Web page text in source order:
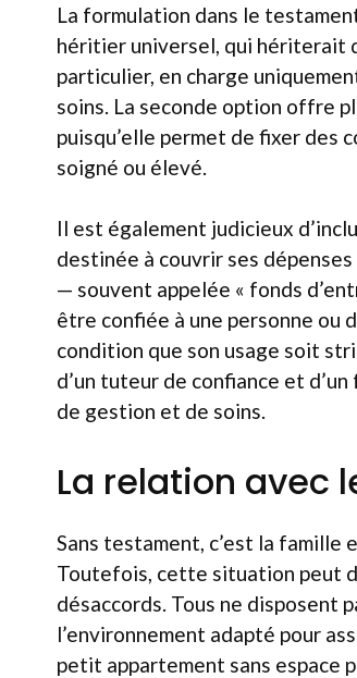
La formulation dans le
héritier universel, qui hériterait
particulier, en charge
soins. La seconde option offre
puisqu’elle permet de fixer des
soigné ou élevé.
Il est également judicieux
destinée à couvrir ses
— souvent appelée « fonds
être confiée à une personne ou
condition que son usage soit
d’un tuteur de confiance et
de gestion et de soins.
La relation avec
Sans testament, c’est la famille
Toutefois, cette situation peut
désaccords. Tous ne disposent
l’environnement adapté pour
petit appartement sans espace